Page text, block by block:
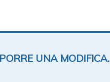
UNA MODIFICA.